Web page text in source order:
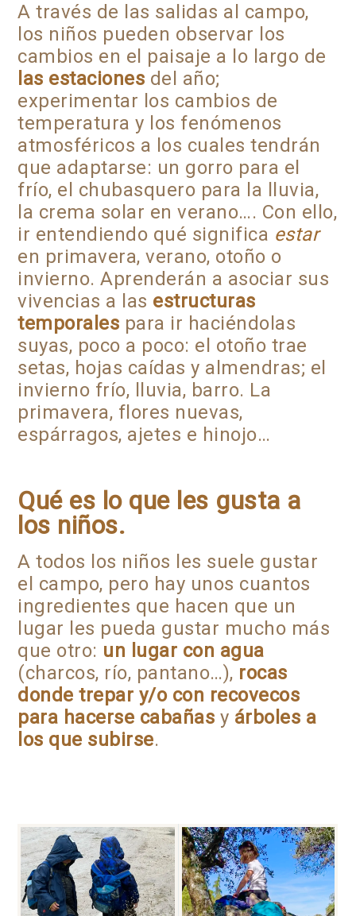
A través de las salidas al campo,
los niños pueden observar los
cambios en el paisaje a lo largo de
las estaciones del año;
experimentar los cambios de
temperatura y los fenómenos
atmosféricos a los cuales tendrán
que adaptarse: un gorro para el
frío, el chubasquero para la lluvia,
la crema solar en verano…. Con ello,
ir entendiendo qué significa estar
en primavera, verano, otoño o
invierno. Aprenderán a asociar sus
vivencias a las estructuras
temporales para ir haciéndolas
suyas, poco a poco: el otoño trae
setas, hojas caídas y almendras; el
invierno frío, lluvia, barro. La
primavera, flores nuevas,
espárragos, ajetes e hinojo…
Qué es lo que les gusta a
los niños.
A todos los niños les suele gustar
el campo, pero hay unos cuantos
ingredientes que hacen que un
lugar les pueda gustar mucho más
que otro: un lugar con agua
(charcos, río, pantano…), rocas
donde trepar y/o con recovecos
para hacerse cabañas y árboles a
los que subirse.